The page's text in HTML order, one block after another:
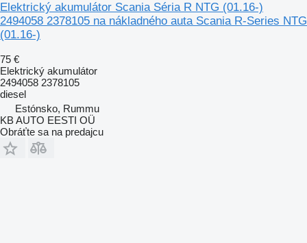
Elektrický akumulátor Scania Séria R NTG (01.16-)
2494058 2378105 na nákladného auta Scania R-Series NTG
(01.16-)
75 €
Elektrický akumulátor
2494058 2378105
diesel
Estónsko, Rummu
KB AUTO EESTI OÜ
Obráťte sa na predajcu